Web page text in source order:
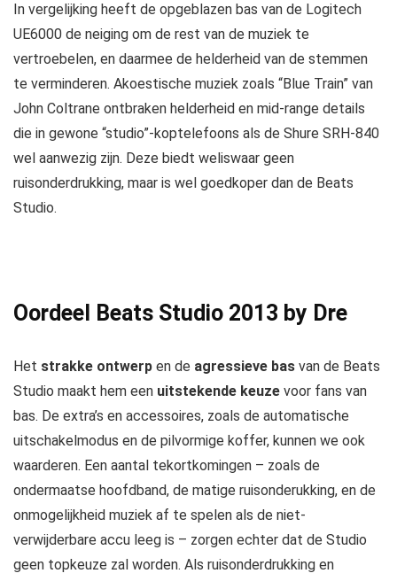
In vergelijking heeft de opgeblazen bas van de Logitech
UE6000 de neiging om de rest van de muziek te
vertroebelen, en daarmee de helderheid van de stemmen
te verminderen. Akoestische muziek zoals “Blue Train” van
John Coltrane ontbraken helderheid en mid-range details
die in gewone “studio”-koptelefoons als de Shure SRH-840
wel aanwezig zijn. Deze biedt weliswaar geen
ruisonderdrukking, maar is wel goedkoper dan de Beats
Studio.
Oordeel Beats Studio 2013 by Dre
Het strakke ontwerp en de agressieve bas van de Beats
Studio maakt hem een uitstekende keuze voor fans van
bas. De extra’s en accessoires, zoals de automatische
uitschakelmodus en de pilvormige koffer, kunnen we ook
waarderen. Een aantal tekortkomingen – zoals de
ondermaatse hoofdband, de matige ruisonderukking, en de
onmogelijkheid muziek af te spelen als de niet-
verwijderbare accu leeg is – zorgen echter dat de Studio
geen topkeuze zal worden. Als ruisonderdrukking en